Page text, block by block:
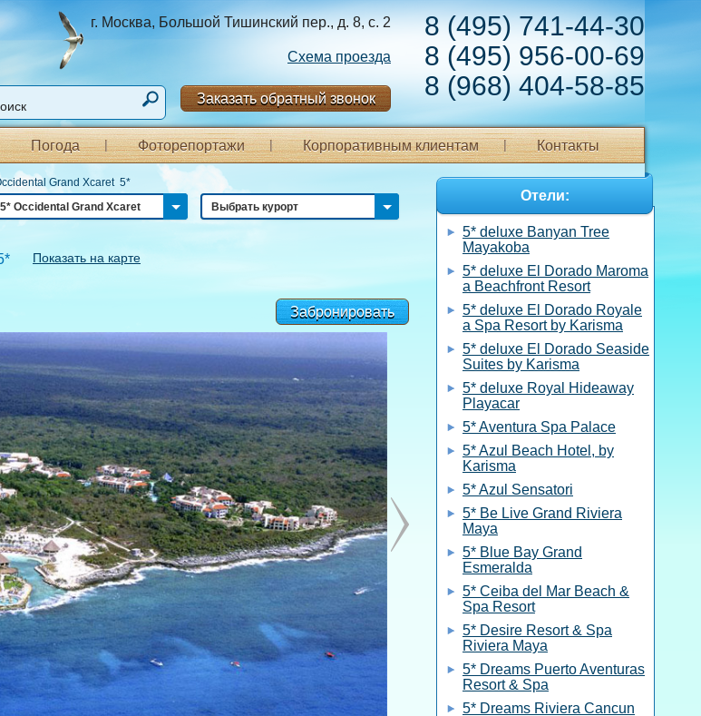
8 (495) 741-44-30
8 (495) 956-00-69
8 (968) 404-58-85
г. Москва, Большой Тишинский пер., д. 8, с. 2
Схема проезда
Заказать обратный звонок
Погода Фоторепортажи Корпоративным клиентам Контакты
Grand Xcaret 5*
5* Occidental Grand Xcaret Выбрать курорт
Показать на карте
Забронировать
Отели:
5* deluxe Banyan Tree
Mayakoba
5* deluxe El Dorado Maroma
a Beachfront Resort
5* deluxe El Dorado Royale
a Spa Resort by Karisma
5* deluxe El Dorado Seaside
Suites by Karisma
5* deluxe Royal Hideaway
Playacar
5* Aventura Spa Palace
5* Azul Beach Hotel, by
Karisma
5* Azul Sensatori
5* Be Live Grand Riviera
Maya
5* Blue Bay Grand
Esmeralda
5* Ceiba del Mar Beach &
Spa Resort
5* Desire Resort & Spa
Riviera Maya
5* Dreams Puerto Aventuras
Resort & Spa
5* Dreams Riviera Cancun